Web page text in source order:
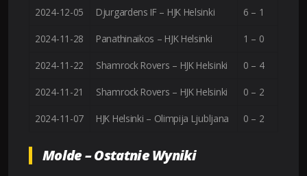
2024-12-05 Djurgardens IF – HJK Helsinki 6 – 1
2024-11-28 Panathinaikos – HJK Helsinki 1 – 0
2024-11-22 Shamrock Rovers – HJK Helsinki 0 – 4
2024-11-21 Shamrock Rovers – HJK Helsinki 0 – 2
2024-11-07 HJK Helsinki – Olimpija Ljubljana 0 – 2
Molde – Ostatnie Wyniki